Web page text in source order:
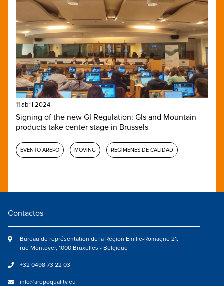
11 abril 2024
Signing of the new GI Regulation: GIs and Mountain
products take center stage in Brussels
EVENTO AREPO MOVING REGÍMENES DE CALIDAD
Contactos
Bureau de représentation de la Région Emilie-Romagne 21,
rue Montoyer, 1000 Bruxelles - Belgique
+32 0498 73 22 03
info@arepoquality.eu